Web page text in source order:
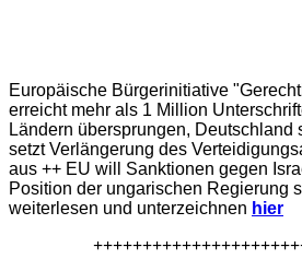
Europäische Bürgerinitiative
erreicht mehr als 1 Million
Ländern übersprungen, Deutschland
setzt Verlängerung des
aus ++ EU will Sanktionen gegen
Position der ungarischen Regierung
weiterlesen und unterzeichnen hier